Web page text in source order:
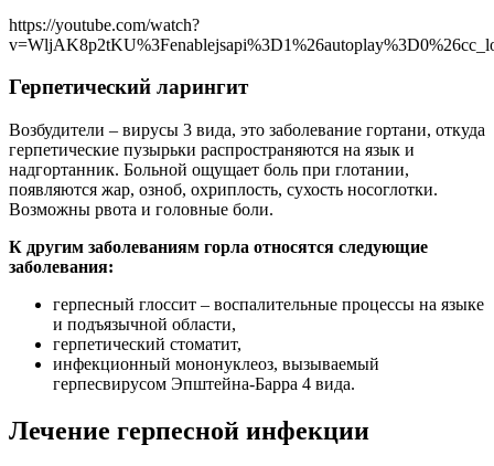
https://youtube.com/watch?
Герпетический ларингит
Возбудители – вирусы 3 вида, это заболевание гортани, откуда
герпетические пузырьки распространяются на язык и
надгортанник. Больной ощущает боль при глотании,
появляются жар, озноб, охриплость, сухость носоглотки.
Возможны рвота и головные боли.
К другим заболеваниям горла относятся следующие
заболевания:
герпесный глоссит – воспалительные процессы на языке
и подъязычной области,
герпетический стоматит,
инфекционный мононуклеоз, вызываемый
герпесвирусом Эпштейна-Барра 4 вида.
Лечение герпесной инфекции